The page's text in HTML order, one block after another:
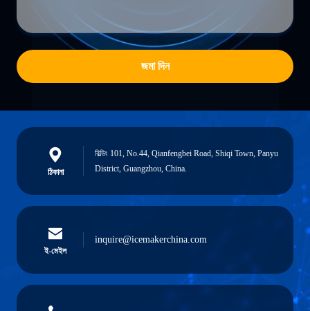
জমা দিন
ঠিকানা
বিল্ডিং 101, No.44, Qianfengbei Road, Shiqi Town, Panyu
District, Guangzhou, China.
ই-মেইল
inquire@icemakerchina.com